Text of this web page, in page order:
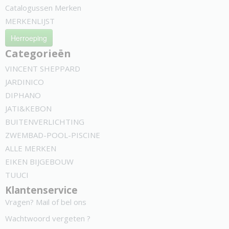
Catalogussen Merken
MERKENLIJST
Herroeping
Categorieën
VINCENT SHEPPARD
JARDINICO
DIPHANO
JATI&KEBON
BUITENVERLICHTING
ZWEMBAD-POOL-PISCINE
ALLE MERKEN
EIKEN BIJGEBOUW
TUUCI
Klantenservice
Vragen? Mail of bel ons
Wachtwoord vergeten ?